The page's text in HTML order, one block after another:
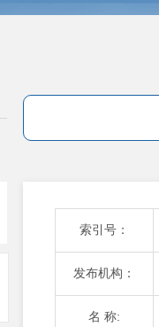
索引号：
发布机构：
名 称: